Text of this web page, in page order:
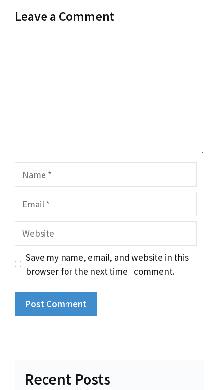
Leave a Comment
Website
Save my name, email, and website in this
browser for the next time I comment.
Recent Posts